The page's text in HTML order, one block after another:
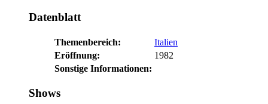
Datenblatt
Themenbereich:
Italien
Eröffnung:
1982
Sonstige Informationen:
Shows